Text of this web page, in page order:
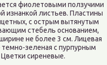
фиолетовыми ползучими
изнанкой листьев. Пластины
с острым вытянутым
стебель основанием,
не более 3 см. Лицевая
темно-зеленая с пурпурным
сиреневые.